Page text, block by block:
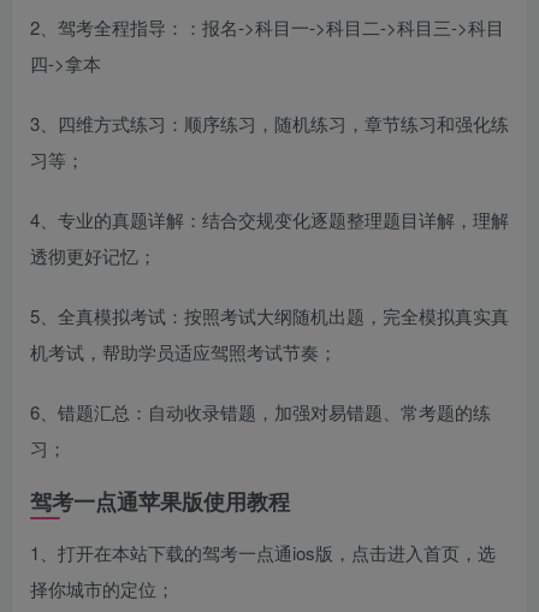
2、驾考全程指导：：报名->科目一->科目二->科目三->科目
四->拿本
3、四维方式练习：顺序练习，随机练习，章节练习和强化练
习等；
4、专业的真题详解：结合交规变化逐题整理题目详解，理解
透彻更好记忆；
5、全真模拟考试：按照考试大纲随机出题，完全模拟真实真
机考试，帮助学员适应驾照考试节奏；
6、错题汇总：自动收录错题，加强对易错题、常考题的练
习；
驾考一点通苹果版使用教程
1、打开在本站下载的驾考一点通ios版，点击进入首页，选
择你城市的定位；